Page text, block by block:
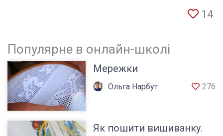
14
Популярне в онлайн-школі
Мережки
Ольга Нарбут 276
Як пошити вишиванку.